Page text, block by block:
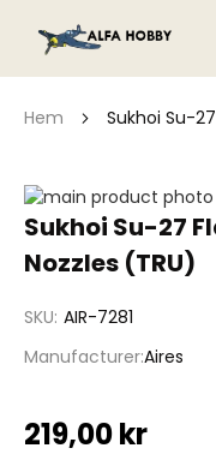
Hem Sukhoi Su-
Sukhoi Su-27
Nozzles (TRU)
SKU AIR-7281
ManufacturerAires
219,00 kr
Hoppa
till
av
Hoppa
början
bildgalleriet